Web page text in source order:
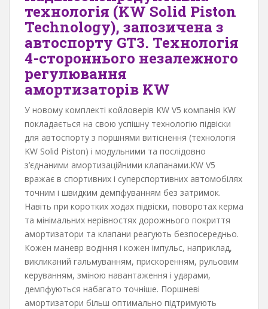
технологія (KW Solid Piston
Technology), запозичена з
автоспорту GT3. Технологія
4-стороннього незалежного
регулювання
амортизаторів KW
У новому комплекті койловерів KW V5 компанія KW
покладається на свою успішну технологію підвіски
для автоспорту з поршнями витіснення (технологія
KW Solid Piston) і модульними та послідовно
з’єднаними амортизаційними клапанами.KW V5
вражає в спортивних і суперспортивних автомобілях
точним і швидким демпфуванням без затримок.
Навіть при коротких ходах підвіски, поворотах керма
та мінімальних нерівностях дорожнього покриття
амортизатори та клапани реагують безпосередньо.
Кожен маневр водіння і кожен імпульс, наприклад,
викликаний гальмуванням, прискоренням, рульовим
керуванням, зміною навантаження і ударами,
демпфуються набагато точніше. Поршневі
амортизатори більш оптимально підтримують